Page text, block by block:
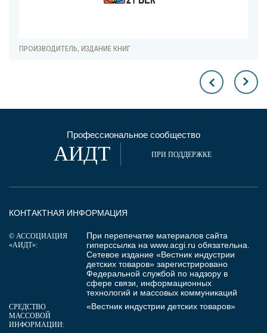
ПРОИЗВОДИТЕЛЬ, ИЗДАНИЕ КНИГ
Профессиональное сообщество
АИДТ ПРИ ПОДДЕРЖКЕ
КОНТАКТНАЯ ИНФОРМАЦИЯ
© АССОЦИАЦИЯ
«АИДТ»:
При перепечатке материалов сайта
гиперссылка на www.acgi.ru обязательна.
Сетевое издание «Вестник индустрии
детских товаров» зарегистрировано
Федеральной службой по надзору в
сфере связи, информационных
технологий и массовых коммуникаций
СРЕДСТВО
МАССОВОЙ
ИНФОРМАЦИИ:
«Вестник индустрии детских товаров»